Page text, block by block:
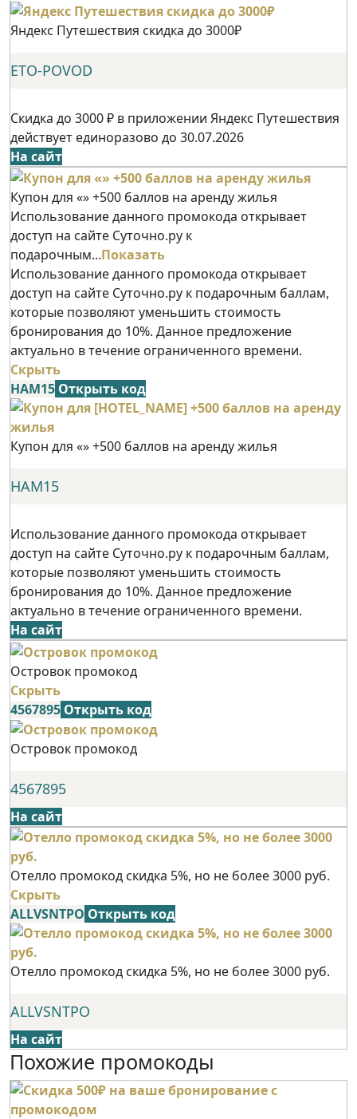
Яндекс Путешествия скидка до 3000₽
ETO-POVOD
Скидка до 3000 ₽ в приложении Яндекс Путешествия
действует единоразово до 30.07.2026
На сайт
Купон для «» +500 баллов на аренду жилья
Использование данного промокода открывает
доступ на сайте Суточно.ру к
подарочным...Показать
Использование данного промокода открывает
доступ на сайте Суточно.ру к подарочным баллам,
которые позволяют уменьшить стоимость
бронирования до 10%. Данное предложение
актуально в течение ограниченного времени.
Скрыть
НАМ15 Открыть код
Купон для «» +500 баллов на аренду жилья
НАМ15
Использование данного промокода открывает
доступ на сайте Суточно.ру к подарочным баллам,
которые позволяют уменьшить стоимость
бронирования до 10%. Данное предложение
актуально в течение ограниченного времени.
На сайт
Островок промокод
Скрыть
4567895 Открыть код
Островок промокод
4567895
На сайт
Отелло промокод скидка 5%, но не более 3000 руб.
Скрыть
ALLVSNTPO Открыть код
Отелло промокод скидка 5%, но не более 3000 руб.
ALLVSNTPO
На сайт
Похожие промокоды